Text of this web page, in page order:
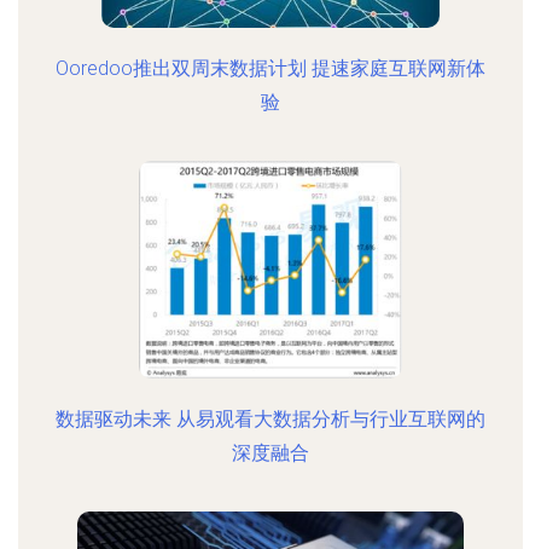
Ooredoo推出双周末数据计划 提速家庭互联网新体
验
数据驱动未来 从易观看大数据分析与行业互联网的
深度融合